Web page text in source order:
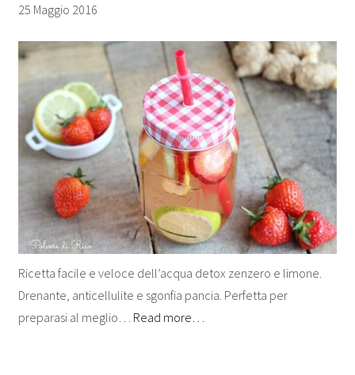
25 Maggio 2016
Ricetta facile e veloce dell’acqua detox zenzero e limone.
Drenante, anticellulite e sgonfia pancia. Perfetta per
preparasi al meglio… Read more…